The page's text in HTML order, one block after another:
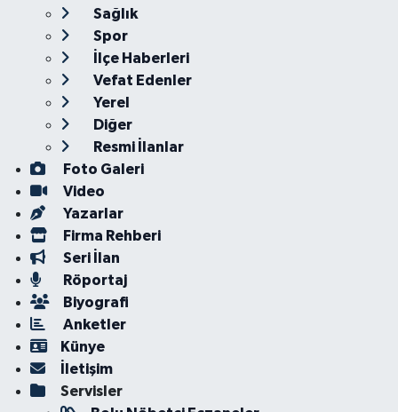
Sağlık
Spor
İlçe Haberleri
Vefat Edenler
Yerel
Diğer
Resmi İlanlar
Foto Galeri
Video
Yazarlar
Firma Rehberi
Seri İlan
Röportaj
Biyografi
Anketler
Künye
İletişim
Servisler